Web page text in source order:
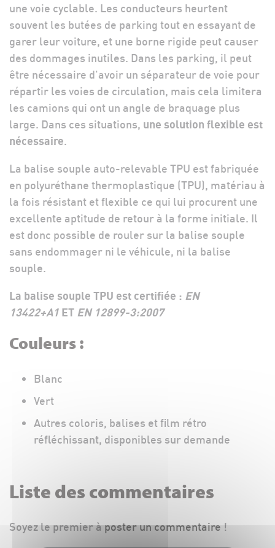
une voie cyclable. Les conducteurs heurtent
souvent les butées de parking tout en essayant de
garer leur voiture, et une borne rigide peut causer
des dommages inutiles. Dans les parking, il peut
être nécessaire d'avoir un séparateur de voie pour
répartir les voies de circulation, mais cela limitera
les camions qui ont un angle de braquage plus
large. Dans ces situations, une solution flexible est
nécessaire.
La balise souple auto-relevable TPU est fabriquée
en polyuréthane thermoplastique (TPU), matériau à
la fois résistant et flexible ce qui lui procurent une
excellente aptitude de retour à la forme initiale. Il
est donc possible de rouler sur la balise souple
sans endommager ni le véhicule, ni la balise
souple.
La balise souple TPU est certifiée : EN
13422+A1 ET EN 12899-3:2007
Couleurs :
Blanc
Vert
Autres coloris, balises et film rétro
réfléchissant, disponibles sur demande
Liste des commentaires
Soyez le premier àposter un commentaire!